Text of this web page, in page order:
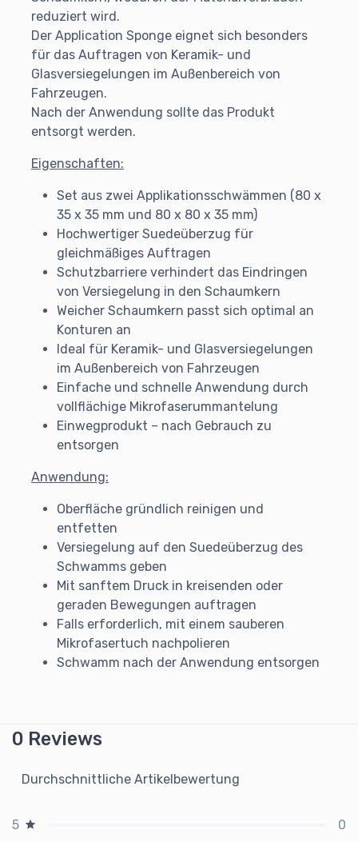
reduziert wird.
Der Application Sponge eignet sich besonders
für das Auftragen von Keramik- und
Glasversiegelungen im Außenbereich von
Fahrzeugen.
Nach der Anwendung sollte das Produkt
entsorgt werden.
Eigenschaften:
Set aus zwei Applikationsschwämmen (80 x
35 x 35 mm und 80 x 80 x 35 mm)
Hochwertiger Suedeüberzug für
gleichmäßiges Auftragen
Schutzbarriere verhindert das Eindringen
von Versiegelung in den Schaumkern
Weicher Schaumkern passt sich optimal an
Konturen an
Ideal für Keramik- und Glasversiegelungen
im Außenbereich von Fahrzeugen
Einfache und schnelle Anwendung durch
vollflächige Mikrofaserummantelung
Einwegprodukt – nach Gebrauch zu
entsorgen
Anwendung:
Oberfläche gründlich reinigen und
entfetten
Versiegelung auf den Suedeüberzug des
Schwamms geben
Mit sanftem Druck in kreisenden oder
geraden Bewegungen auftragen
Falls erforderlich, mit einem sauberen
Mikrofasertuch nachpolieren
Schwamm nach der Anwendung entsorgen
0 Reviews
Durchschnittliche Artikelbewertung
5
0